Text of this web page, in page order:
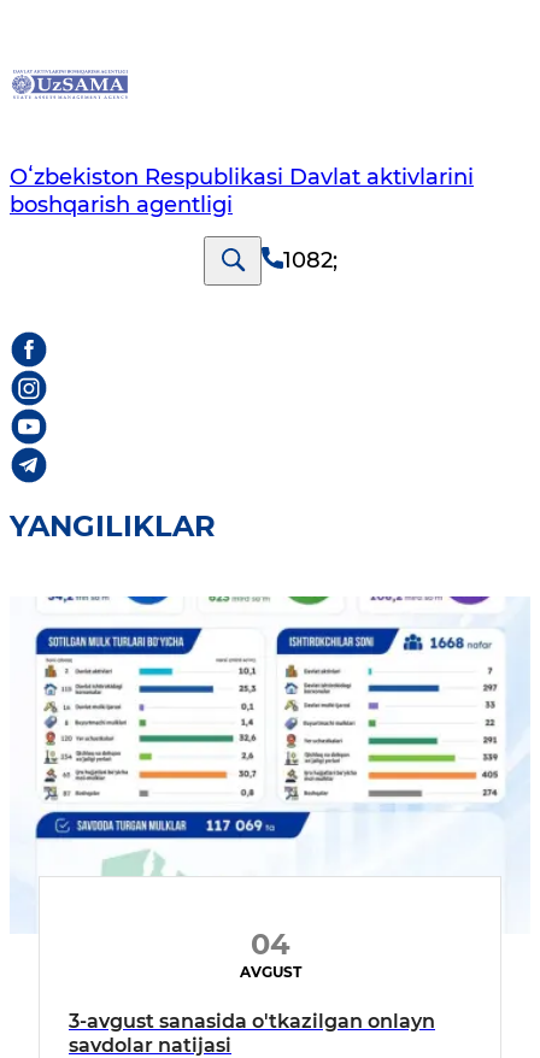
Oʻzbekiston Respublikasi Davlat aktivlarini
boshqarish agentligi
1082;
YANGILIKLAR
04
AVGUST
3-avgust sanasida o'tkazilgan onlayn
savdolar natijasi